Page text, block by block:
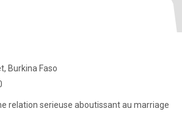
Burkina Faso
relation serieuse aboutissant au marriage